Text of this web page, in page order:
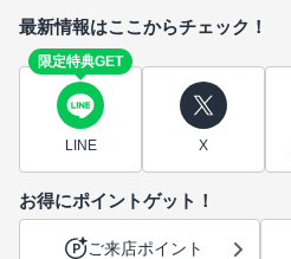
最新情報はここからチェック！
限定特典GET
LINE X
お得にポイントゲット！
ご来店ポイント